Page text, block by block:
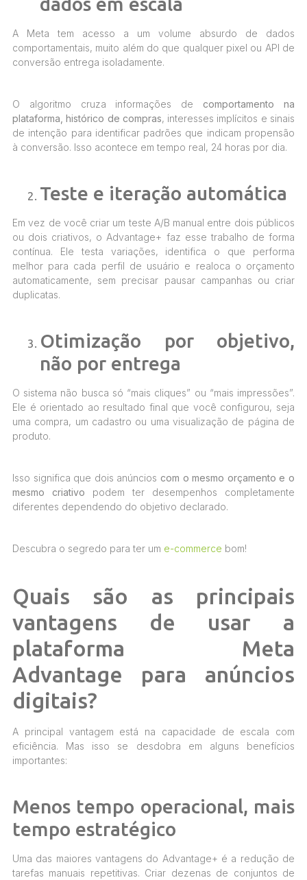
A Meta tem acesso a um volume absurdo de dados
comportamentais, muito além do que qualquer pixel ou API de
conversão entrega isoladamente.
O algoritmo cruza informações de comportamento na
plataforma, histórico de compras, interesses implícitos e sinais
de intenção para identificar padrões que indicam propensão
à conversão. Isso acontece em tempo real, 24 horas por dia.
Teste e iteração automática
Em vez de você criar um teste A/B manual entre dois públicos
ou dois criativos, o Advantage+ faz esse trabalho de forma
contínua. Ele testa variações, identifica o que performa
melhor para cada perfil de usuário e realoca o orçamento
automaticamente, sem precisar pausar campanhas ou criar
duplicatas.
Otimização por objetivo,
não por entrega
O sistema não busca só “mais cliques” ou “mais impressões”.
Ele é orientado ao resultado final que você configurou, seja
uma compra, um cadastro ou uma visualização de página de
produto.
Isso significa que dois anúncios com o mesmo orçamento e o
mesmo criativo podem ter desempenhos completamente
diferentes dependendo do objetivo declarado.
Descubra o segredo para ter um e-commerce bom!
Quais são as principais
vantagens de usar a
plataforma Meta
Advantage para anúncios
digitais?
A principal vantagem está na capacidade de escala com
eficiência. Mas isso se desdobra em alguns benefícios
importantes:
Menos tempo operacional, mais
tempo estratégico
Uma das maiores vantagens do Advantage+ é a redução de
tarefas manuais repetitivas. Criar dezenas de conjuntos de